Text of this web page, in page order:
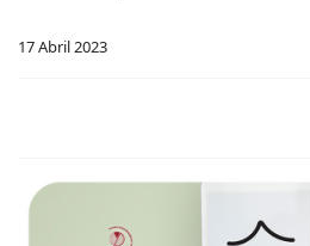
17 Abril 2023